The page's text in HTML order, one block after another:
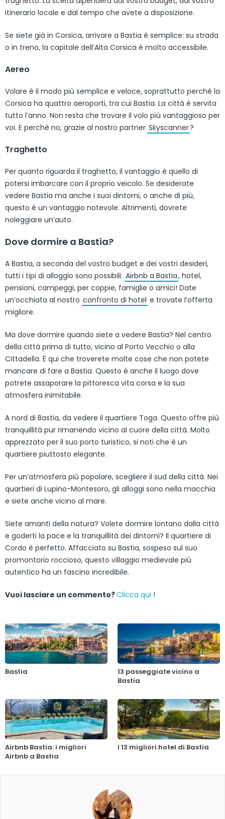
itinerario locale e dal tempo che avete a disposizione.
Se siete già in Corsica, arrivare a Bastia è semplice: su strada
o in treno, la capitale dell’Alta Corsica è molto accessibile.
Aereo
Volare è il modo più semplice e veloce, soprattutto perché la
Corsica ha quattro aeroporti, tra cui Bastia. La città è servita
tutto l’anno. Non resta che trovare il volo più vantaggioso per
voi. E perché no, grazie al nostro partner Skyscanner?
Traghetto
Per quanto riguarda il traghetto, il vantaggio è quello di
potersi imbarcare con il proprio veicolo. Se desiderate
vedere Bastia ma anche i suoi dintorni, o anche di più,
questo è un vantaggio notevole. Altrimenti, dovrete
noleggiare un’auto.
Dove dormire a Bastia?
A Bastia, a seconda del vostro budget e dei vostri desideri,
tutti i tipi di alloggio sono possibili: Airbnb a Bastia, hotel,
pensioni, campeggi, per coppie, famiglie o amici! Date
un’occhiata al nostro confronto di hotel e trovate l’offerta
migliore.
Ma dove dormire quando siete a vedere Bastia? Nel centro
della città prima di tutto, vicino al Porto Vecchio o alla
Cittadella. È qui che troverete molte cose che non potete
mancare di fare a Bastia. Questo è anche il luogo dove
potrete assaporare la pittoresca vita corsa e la sua
atmosfera inimitabile.
A nord di Bastia, da vedere il quartiere Toga. Questo offre più
tranquillità pur rimanendo vicino al cuore della città. Molto
apprezzato per il suo porto turistico, si noti che è un
quartiere piuttosto elegante.
Per un’atmosfera più popolare, scegliere il sud della città. Nei
quartieri di Lupino-Montesoro, gli alloggi sono nella macchia
e siete anche vicino al mare.
Siete amanti della natura? Volete dormire lontano dalla città
e goderti la pace e la tranquillità dei dintorni? Il quartiere di
Cordo è perfetto. Affacciato su Bastia, sospeso sul suo
promontorio roccioso, questo villaggio medievale più
autentico ha un fascino incredibile.
Vuoi lasciare un commento?Clicca qui !
Bastia
13 passeggiate vicino a
Bastia
Airbnb Bastia: i migliori
Airbnb a Bastia
I 13 migliori hotel di Bastia